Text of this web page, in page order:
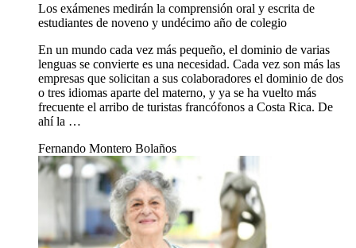
Los exámenes medirán la comprensión oral y escrita de
estudiantes de noveno y undécimo año de colegio
En un mundo cada vez más pequeño, el dominio de varias
lenguas se convierte es una necesidad. Cada vez son más las
empresas que solicitan a sus colaboradores el dominio de dos
o tres idiomas aparte del materno, y ya se ha vuelto más
frecuente el arribo de turistas francófonos a Costa Rica. De
ahí la …
Fernando Montero Bolaños